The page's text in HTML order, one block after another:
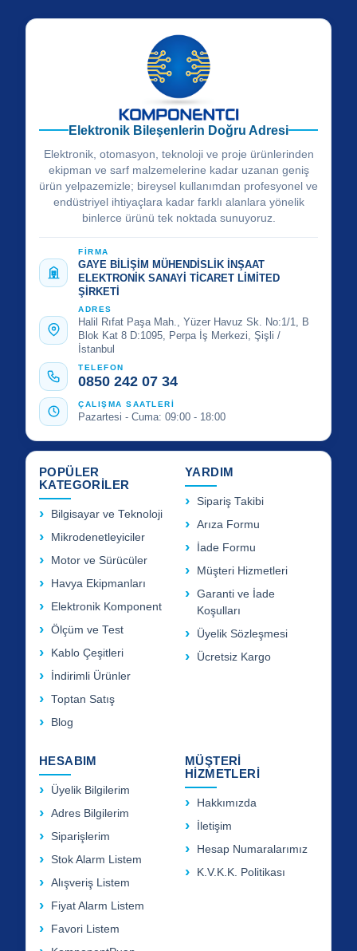
Elektronik Bileşenlerin Doğru Adresi
Elektronik, otomasyon, teknoloji ve proje ürünlerinden
ekipman ve sarf malzemelerine kadar uzanan geniş
ürün yelpazemizle; bireysel kullanımdan profesyonel ve
endüstriyel ihtiyaçlara kadar farklı alanlara yönelik
binlerce ürünü tek noktada sunuyoruz.
FİRMA
GAYE BİLİŞİM MÜHENDİSLİK İNŞAAT
ELEKTRONİK SANAYİ TİCARET LİMİTED
ŞİRKETİ
ADRES
Halil Rıfat Paşa Mah., Yüzer Havuz Sk. No:1/1, B
Blok Kat 8 D:1095, Perpa İş Merkezi, Şişli /
İstanbul
TELEFON
0850 242 07 34
ÇALIŞMA SAATLERİ
Pazartesi - Cuma: 09:00 - 18:00
POPÜLER
KATEGORİLER
Bilgisayar ve Teknoloji
Mikrodenetleyiciler
Motor ve Sürücüler
Havya Ekipmanları
Elektronik Komponent
Ölçüm ve Test
Kablo Çeşitleri
İndirimli Ürünler
Toptan Satış
Blog
YARDIM
Sipariş Takibi
Arıza Formu
İade Formu
Müşteri Hizmetleri
Garanti ve İade
Koşulları
Üyelik Sözleşmesi
Ücretsiz Kargo
HESABIM
Üyelik Bilgilerim
Adres Bilgilerim
Siparişlerim
Stok Alarm Listem
Alışveriş Listem
Fiyat Alarm Listem
Favori Listem
MÜŞTERİ
HİZMETLERİ
Hakkımızda
İletişim
Hesap Numaralarımız
K.V.K.K. Politikası